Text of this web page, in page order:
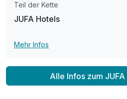
Ausstattung
Teil der Kette
JUFA Hotels
Mehr Infos
Alle Infos zum